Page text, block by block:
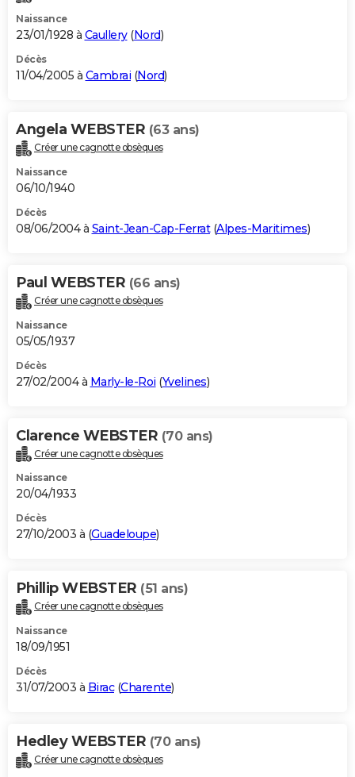
Naissance
23/01/1928 à Caullery(Nord)
Décès
11/04/2005 à Cambrai (Nord)
Angela WEBSTER (63 ans)
Créer une cagnotte obsèques
Naissance
06/10/1940
Décès
08/06/2004 à Saint-Jean-Cap-Ferrat(Alpes-Maritimes)
Paul WEBSTER (66 ans)
Créer une cagnotte obsèques
Naissance
05/05/1937
Décès
27/02/2004 à Marly-le-Roi (Yvelines)
Clarence WEBSTER (70 ans)
Créer une cagnotte obsèques
Naissance
20/04/1933
Décès
27/10/2003 à (Guadeloupe)
Phillip WEBSTER (51 ans)
Créer une cagnotte obsèques
Naissance
18/09/1951
Décès
31/07/2003 à Birac(Charente)
Hedley WEBSTER (70 ans)
Créer une cagnotte obsèques